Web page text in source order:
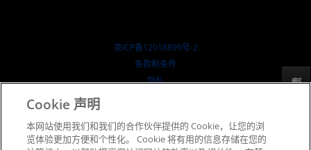
京ICP备12018899号-2
​条款和条件
隐私
公开公平竞争
英国税收策略
反馈
Cookie 声明
本网站使用我们和我们的合作伙伴提供的 Cookie，让您的浏
览体验更加方便和个性化。 Cookie 将有用的信息存储在您的